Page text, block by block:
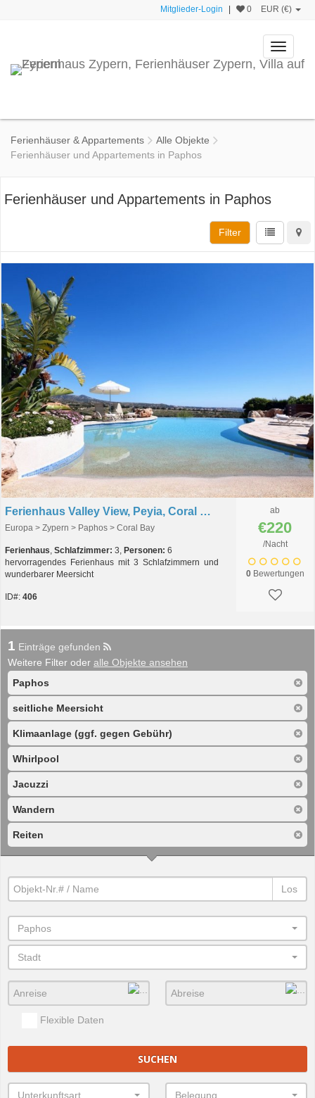
Mitglieder-Login 0 EUR (€)
Toggle
Ferienhäuser & Appartements
Alle Objekte
Ferienhäuser und Appartements in Paphos
Ferienhäuser und Appartements in Paphos
Filter
Ferienhaus Valley View, Peyia, Coral Bay, Zypern
Europa > Zypern > Paphos > Coral Bay
Ferienhaus, Schlafzimmer: 3, Personen: 6
hervorragendes Ferienhaus mit 3 Schlafzimmern und
wunderbarer Meersicht
ID#: 406
ab
€220
/Nacht
0Bewertungen
1 Einträge gefunden
Weitere Filter oder alle Objekte ansehen
Paphos
seitliche Meersicht
Klimaanlage (ggf. gegen Gebühr)
Whirlpool
Jacuzzi
Wandern
Reiten
Los
Paphos
Stadt
Flexible Daten
SUCHEN
Unterkunftsart Belegung